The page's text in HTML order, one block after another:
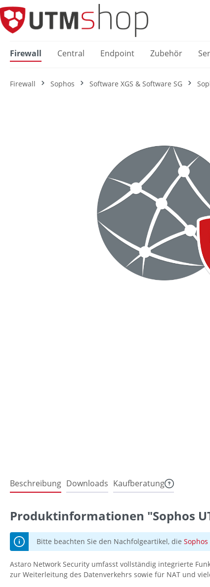
Zur Hauptnavigation springen
Firewall Central Endpoint Zubehör
Firewall Sophos Software XGS & Software SG
Beschreibung Downloads Kaufberatung
Produktinformationen "Sophos
Bitte beachten Sie den Nachfolgeartikel, die Sophos
Astaro Network Security umfasst vollständig integrierte
zur Weiterleitung des Datenverkehrs sowie für NAT und